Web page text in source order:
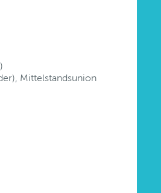
Mittelstandsunion